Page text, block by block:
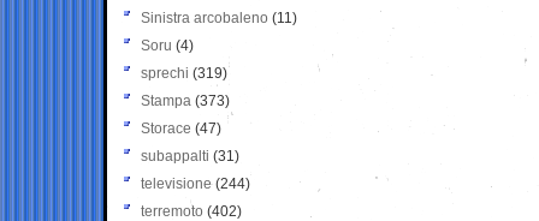
Sinistra arcobaleno (11)
Soru (4)
sprechi (319)
Stampa (373)
Storace (47)
subappalti (31)
televisione(244)
terremoto (402)